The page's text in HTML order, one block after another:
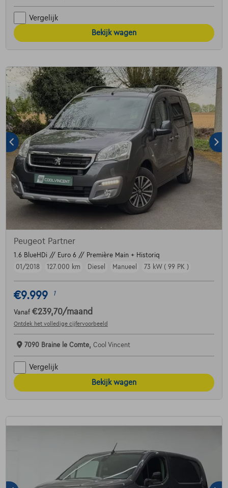
Vergelijk
Bekijk wagen
Peugeot Partner
1.6 BlueHDi // Euro 6 // Première Main + Historiq
01/2018
127.000 km Diesel Manueel 73 kW ( 99 PK )
€9.999 1
Vanaf €239,70/maand
Ontdek het volledige cijfervoorbeeld
7090 Braine le Comte, Cool Vincent
Vergelijk
Bekijk wagen